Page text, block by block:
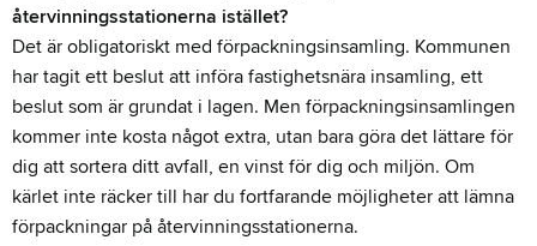
återvinningsstationerna istället?
Det är obligatoriskt med förpackningsinsamling. Kommunen
har tagit ett beslut att införa fastighetsnära insamling, ett
beslut som är grundat i lagen. Men förpackningsinsamlingen
kommer inte kosta något extra, utan bara göra det lättare för
dig att sortera ditt avfall, en vinst för dig och miljön. Om
kärlet inte räcker till har du fortfarande möjligheter att lämna
förpackningar på återvinningsstationerna.